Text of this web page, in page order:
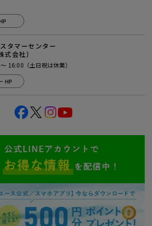
タマーセンター
式会社）
16:00（土日祝は休業）
HP